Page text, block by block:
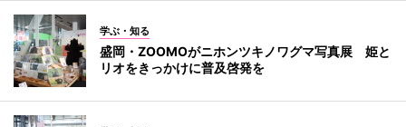
学ぶ・知る
盛岡・ZOOMOがニホンツキノワグマ写真展 姫と
リオをきっかけに普及啓発を